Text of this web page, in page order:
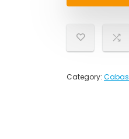
Category: Cabas